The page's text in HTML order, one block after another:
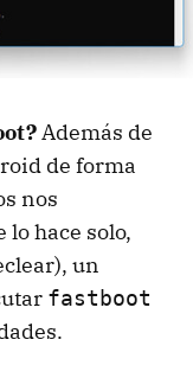
Además de
de forma
nos
hace solo,
un
fastboot